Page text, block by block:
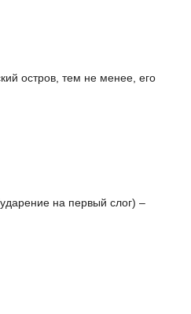
остров, тем не менее, его
на первый слог) –